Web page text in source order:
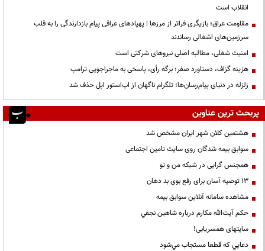
انقلاب است
مقاومت عراق؛ بازیگری فراتر از مرزها | پهپادهای عراقی پیام بازدارندگی را به قلب
سرزمین‌های اشغالی رساندند
‌امنیت شغلی، مطالبه اصلی نیروهای شرکتی است
هزینه گزاف، دستاورد صفر؛ برگه رأی، پاسخی به ماجراجویی ترامپ
زلزله در دنیای پیام‌رسان‌ها؛ تلگرام ناگهان از اپ‌استور اپل حذف شد
پربحث ترین عناوین
هشتمین کلان شهر ایران مشخص شد
سوابق بیمه شدگان روی سایت تامین اجتماعی
همجنس گرایی در شبکه من و تو
13 توصیه آسان برای رفع بوی بد دهان
مشاهده سامانه آنلاين سوابق بیمه
حكم آيت‌الله مكارم درباره شاهين نجفي
سایتهای همسریابی!
دعايي كه قطعا مستجاب مي‌شود